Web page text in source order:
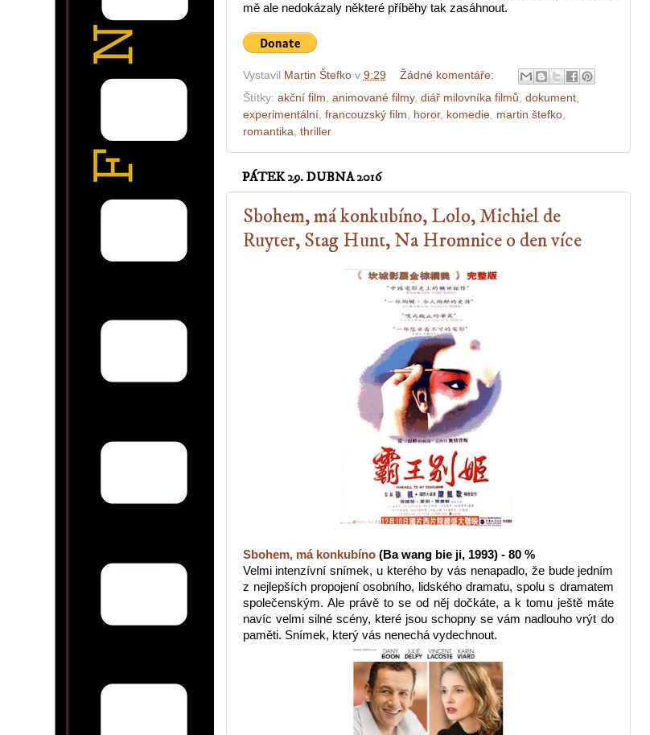
mě ale nedokázaly některé příběhy tak zasáhnout.
Vystavil Martin Štefko v 9:29
Žádné komentáře:
Štítky: akční film animované filmy, diář milovníka filmů dokument,
experimentální, francouzský film horor, komedie, martin štefko,
romantika thriller
PÁTEK 29. DUBNA 2016
Sbohem, má konkubíno, Lolo, Michiel de
Ruyter, Stag Hunt, Na Hromnice o den více
Sbohem, má konkubíno(Ba wang bie ji, 1993) - 80 %
Velmi intenzívní snímek, u kterého by vás nenapadlo, že bude jedním
z nejlepších propojení osobního, lidského dramatu, spolu s dramatem
společenským. Ale právě to se od něj dočkáte, a k tomu ještě máte
navíc velmi silné scény, které jsou schopny se vám nadlouho vrýt do
paměti. Snímek, který vás nenechá vydechnout.